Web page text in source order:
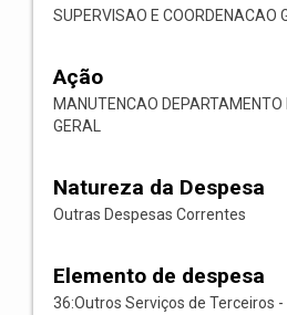
SUPERVISAO E COORDENACAO
Ação
MANUTENCAO
GERAL
Natureza da Despesa
Outras Despesas Correntes
Elemento de despesa
36:Outros Serviços de Terceiros -